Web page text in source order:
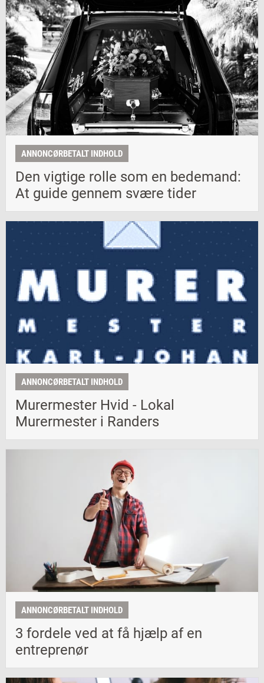
ANNONCØRBETALT INDHOLD
Den vigtige rolle som en bedemand:
At guide gennem svære tider
ANNONCØRBETALT INDHOLD
Murermester Hvid - Lokal
Murermester i Randers
ANNONCØRBETALT INDHOLD
3 fordele ved at få hjælp af en
entreprenør